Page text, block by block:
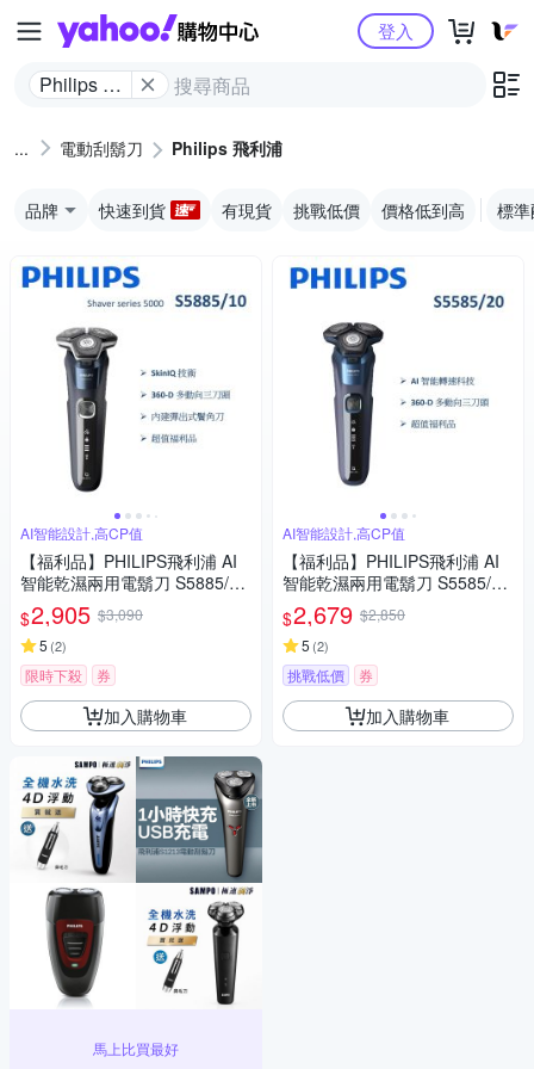
Yahoo購物中心
Philips 飛
登入
電動刮鬍刀 Philips 飛利浦
品牌 快速到貨 有現貨 挑戰低價 價格低到高 標
AI智能設計,高CP值
【福利品】PHILIPS飛利浦 AI
智能乾濕兩用電鬍刀 S5885/10
(一年保固)
$2,905 $3,090
5 (2)
限時下殺 券
加入購物車
馬上比買最好
AI智能設計,高CP值
【福利品】PHILIPS飛利浦 AI
智能乾濕兩用電鬍刀 S5585/20
(一年保固)
$2,679 $2,850
5 (2)
挑戰低價 券
加入購物車